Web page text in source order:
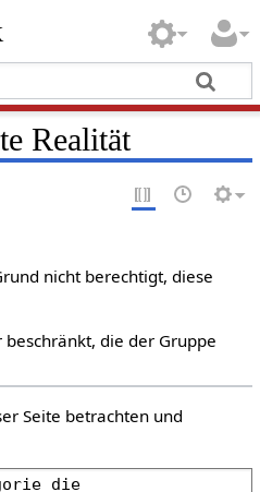
Realität
nicht berechtigt, diese
die der Gruppe
Seite betrachten und